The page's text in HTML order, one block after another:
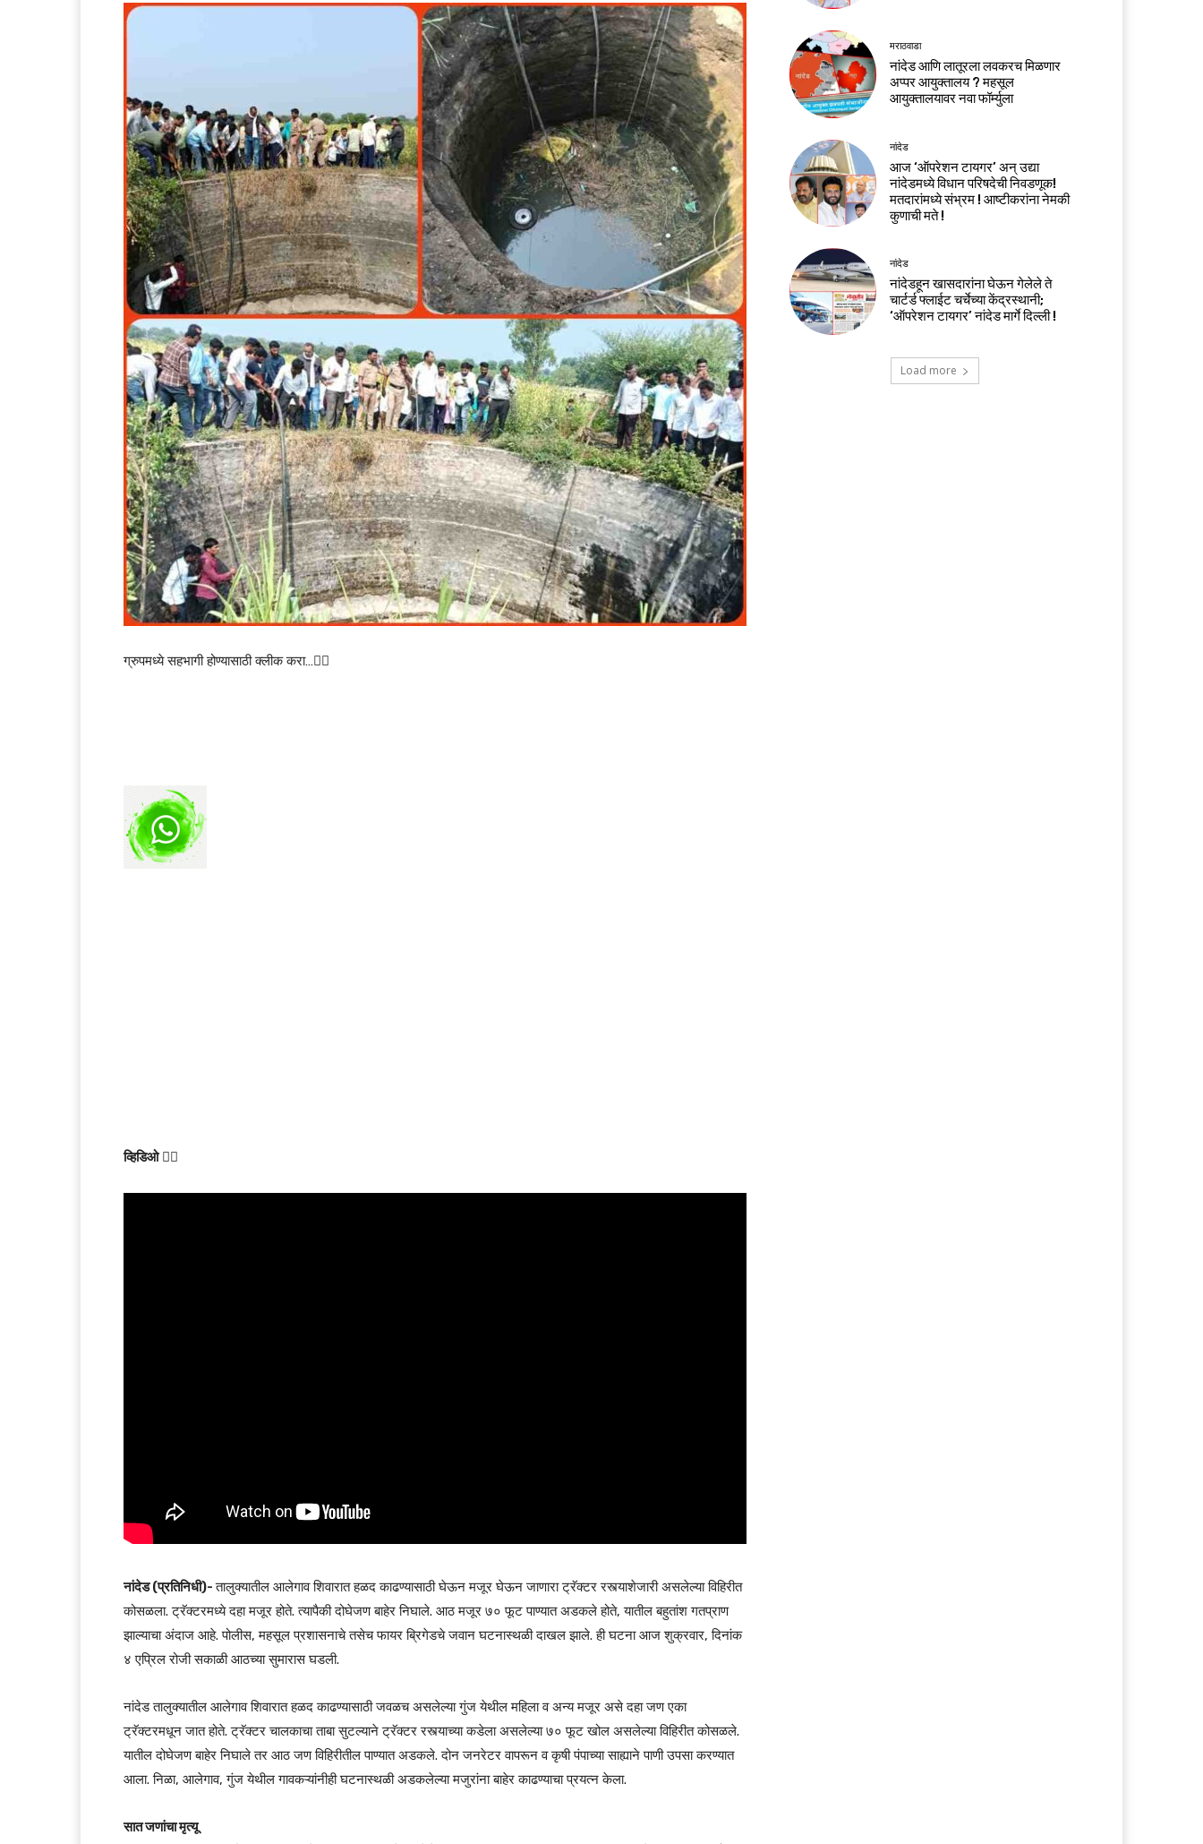
ग्रुपमध्ये सहभागी होण्यासाठी क्लीक करा…👆🏻
व्हिडिओ👇🏻
नांदेड (प्रतिनिधी)-तालुक्यातील आलेगाव शिवारात हळद काढण्यासाठी घेऊन मजूर घेऊन जाणारा ट्रॅक्टर रस्त्याशेजारी असलेल्या विहिरीत
कोसळला. ट्रॅक्टरमध्ये दहा मजूर होते. त्यापैकी दोघेजण बाहेर निघाले. आठ मजूर ७० फूट पाण्यात अडकले होते, यातील बहुतांश गतप्राण
झाल्याचा अंदाज आहे. पोलीस, महसूल प्रशासनाचे तसेच फायर ब्रिगेडचे जवान घटनास्थळी दाखल झाले. ही घटना आज शुक्रवार, दिनांक
४ एप्रिल रोजी सकाळी आठच्या सुमारास घडली.
नांदेड तालुक्यातील आलेगाव शिवारात हळद काढण्यासाठी जवळच असलेल्या गुंज येथील महिला व अन्य मजूर असे दहा जण एका
ट्रॅक्टरमधून जात होते. ट्रॅक्टर चालकाचा ताबा सुटल्याने ट्रॅक्टर रस्त्याच्या कडेला असलेल्या ७० फूट खोल असलेल्या विहिरीत कोसळले.
यातील दोघेजण बाहेर निघाले तर आठ जण विहिरीतील पाण्यात अडकले. दोन जनरेटर वापरून व कृषी पंपाच्या साह्याने पाणी उपसा करण्यात
आला. निळा, आलेगाव, गुंज येथील गावकऱ्यांनीही घटनास्थळी अडकलेल्या मजुरांना बाहेर काढण्याचा प्रयत्न केला.
सात जणांचा मृत्यू
मराठवाडा
नांदेड आणि लातूरला लवकरच मिळणार
अप्पर आयुक्तालय ? महसूल
आयुक्तालयावर नवा फॉर्म्युला
नांदेड
आज ‘ऑपरेशन टायगर’ अन् उद्या
नांदेडमध्ये विधान परिषदेची निवडणूक!
मतदारांमध्ये संभ्रम ! आष्टीकरांना नेमकी
कुणाची मते !
नांदेड
नांदेडहून खासदारांना घेऊन गेलेले ते
चार्टर्ड फ्लाईट चर्चेच्या केंद्रस्थानी;
‘ऑपरेशन टायगर’ नांदेड मार्गे दिल्ली !
Load more